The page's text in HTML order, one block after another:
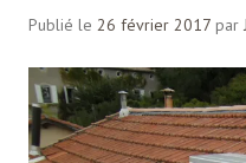
Publié le 26 février 2017 par